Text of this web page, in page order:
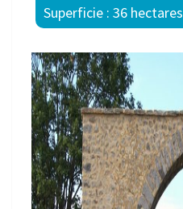
Superficie : 36 hectares